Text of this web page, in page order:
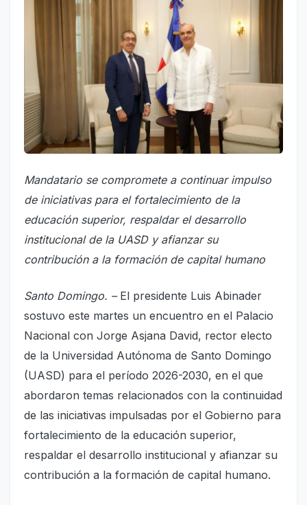
Mandatario se compromete a continuar impulso
de iniciativas para el fortalecimiento de la
educación superior, respaldar el desarrollo
institucional de la UASD y afianzar su
contribución a la formación de capital humano
Santo Domingo. –El presidente Luis Abinader
sostuvo este martes un encuentro en el Palacio
Nacional con Jorge Asjana David, rector electo
de la Universidad Autónoma de Santo Domingo
(UASD) para el período 2026-2030, en el que
abordaron temas relacionados con la continuidad
de las iniciativas impulsadas por el Gobierno para
fortalecimiento de la educación superior,
respaldar el desarrollo institucional y afianzar su
contribución a la formación de capital humano.